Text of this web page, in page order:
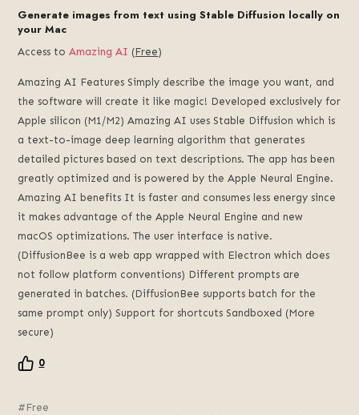
Generate images from text using Stable Diffusion locally on
your Mac
Access toAmazing AI (Free)
Amazing AI Features Simply describe the image you want, and
the software will create it like magic! Developed exclusively for
Apple silicon (M1/M2) Amazing AI uses Stable Diffusion which is
a text-to-image deep learning algorithm that generates
detailed pictures based on text descriptions. The app has been
greatly optimized and is powered by the Apple Neural Engine.
Amazing AI benefits It is faster and consumes less energy since
it makes advantage of the Apple Neural Engine and new
macOS optimizations. The user interface is native.
(DiffusionBee is a web app wrapped with Electron which does
not follow platform conventions) Different prompts are
generated in batches. (DiffusionBee supports batch for the
same prompt only) Support for shortcuts Sandboxed (More
secure)
0
Free